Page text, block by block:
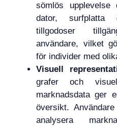
sömlös
dator, surfplatta
tillgodoser
användare, vilket
för individer med
Visuell
grafer och
marknadsdata ger
översikt.
analysera